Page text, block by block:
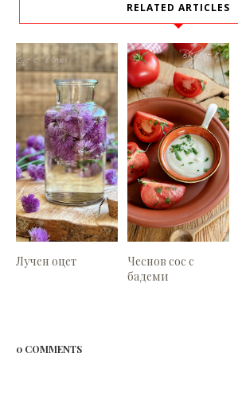
RELATED ARTICLES
Лучен оцет
Чеснов сос с
бадеми
0 COMMENTS